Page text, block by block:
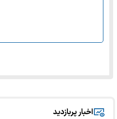
اخبار پربازدید